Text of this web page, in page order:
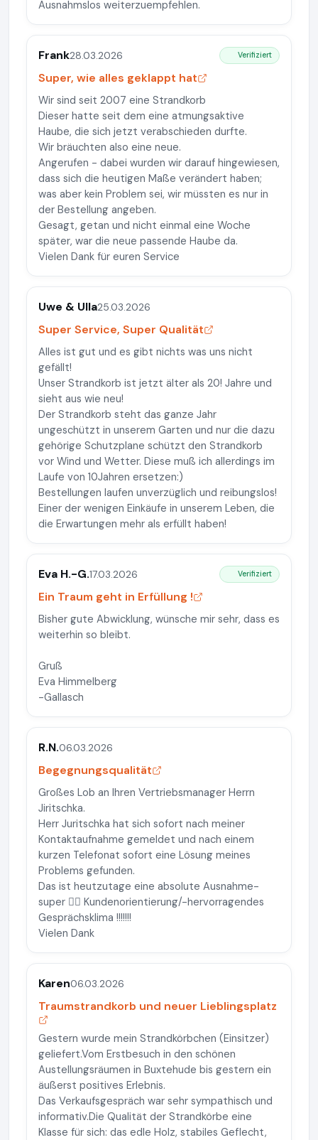
Ausnahmslos weiterzuempfehlen.
Frank28.03.2026 Verifiziert
Super, wie alles geklappt hat
Wir sind seit 2007 eine Strandkorb
Dieser hatte seit dem eine atmungsaktive
Haube, die sich jetzt verabschieden durfte.
Wir bräuchten also eine neue.
Angerufen - dabei wurden wir darauf hingewiesen,
dass sich die heutigen Maße verändert haben;
was aber kein Problem sei, wir müssten es nur in
der Bestellung angeben.
Gesagt, getan und nicht einmal eine Woche
später, war die neue passende Haube da.
Vielen Dank für euren Service
Uwe & Ulla25.03.2026
Super Service, Super Qualität
Alles ist gut und es gibt nichts was uns nicht
gefällt!
Unser Strandkorb ist jetzt älter als 20! Jahre und
sieht aus wie neu!
Der Strandkorb steht das ganze Jahr
ungeschützt in unserem Garten und nur die dazu
gehörige Schutzplane schützt den Strandkorb
vor Wind und Wetter. Diese muß ich allerdings im
Laufe von 10Jahren ersetzen:)
Bestellungen laufen unverzüglich und reibungslos!
Einer der wenigen Einkäufe in unserem Leben, die
die Erwartungen mehr als erfüllt haben!
Eva H.-G.17.03.2026 Verifiziert
Ein Traum geht in Erfüllung !
Bisher gute Abwicklung, wünsche mir sehr, dass es
weiterhin so bleibt.
Gruß
Eva Himmelberg
-Gallasch
R.N.06.03.2026
Begegnungsqualität
Großes Lob an Ihren Vertriebsmanager Herrn
Jiritschka.
Herr Juritschka hat sich sofort nach meiner
Kontaktaufnahme gemeldet und nach einem
kurzen Telefonat sofort eine Lösung meines
Problems gefunden.
Das ist heutzutage eine absolute Ausnahme-
super 👍🏻 Kundenorientierung/-hervorragendes
Gesprächsklima !!!!!!!
Vielen Dank
Karen06.03.2026
Traumstrandkorb und neuer Lieblingsplatz
Gestern wurde mein Strandkörbchen (Einsitzer)
geliefert.Vom Erstbesuch in den schönen
Austellungsräumen in Buxtehude bis gestern ein
äußerst positives Erlebnis.
Das Verkaufsgespräch war sehr sympathisch und
informativ.Die Qualität der Strandkörbe eine
Klasse für sich: das edle Holz, stabiles Geflecht,